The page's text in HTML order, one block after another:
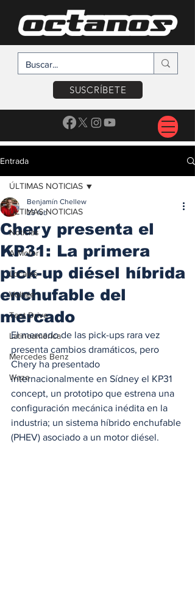
SUSCRÍBETE
Entrada
ÚLTIMAS NOTICIAS
Noticias
A Motor
Locales
Voltaje
Test Drive
Latinoamérica
Mercedes Benz
Waze
ÚLTIMAS NOTICIAS
Chery presenta el
KP31: La primera
pick-up diésel híbrida
enchufable del
mercado
Benjamín Chellew
23 feb
El mercado de las pick-ups rara vez
presenta cambios dramáticos, pero
Chery ha presentado
internacionalmente en Sídney el KP31
concept, un prototipo que estrena una
configuración mecánica inédita en la
industria; un sistema híbrido enchufable
(PHEV) asociado a un motor diésel.